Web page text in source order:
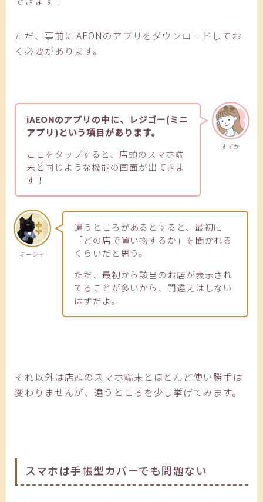
ただ、事前にiAEONのアプリをダウンロードしてお
く必要があります。
すずか
iAEONのアプリの中に、レジゴー(ミニ
アプリ)という項目があります。
ここをタップすると、店頭のスマホ端
末と同じような機能の画面が出てきま
す！
ミーシャ
違うところがあるとすると、最初に
「どの店で買い物するか」を聞かれる
くらいだと思う。
ただ、最初から該当のお店が表示され
てることが多いから、間違えはしない
はずだよ。
それ以外は店頭のスマホ端末とほとんど使い勝手は
変わりませんが、違うところを少し挙げてみます。
スマホは手帳型カバーでも問題ない